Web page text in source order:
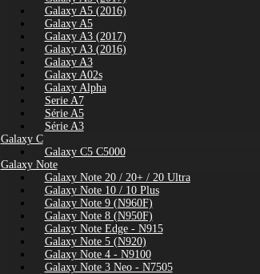
Galaxy A5 (2016)
Galaxy A5
Galaxy A3 (2017)
Galaxy A3 (2016)
Galaxy A3
Galaxy A02s
Galaxy Alpha
Serie A7
Série A5
Série A3
Galaxy C
Galaxy C5 C5000
Galaxy Note
Galaxy Note 20 / 20+ / 20 Ultra
Galaxy Note 10 / 10 Plus
Galaxy Note 9 (N960F)
Galaxy Note 8 (N950F)
Galaxy Note Edge - N915
Galaxy Note 5 (N920)
Galaxy Note 4 - N9100
Galaxy Note 3 Neo - N7505